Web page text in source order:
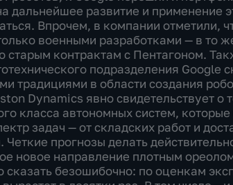
дальнейшее развитие и применение
Впрочем, в компании отметили,
военными разработками — в то
старым контрактам с Пентагоном.
подразделения Google
традициями в области создания
Dynamics явно свидетельствует о
класса автономных систем, которые
задач — от складских работ и
прогнозы делать
новое направление плотным
безошибочно: по оценкам